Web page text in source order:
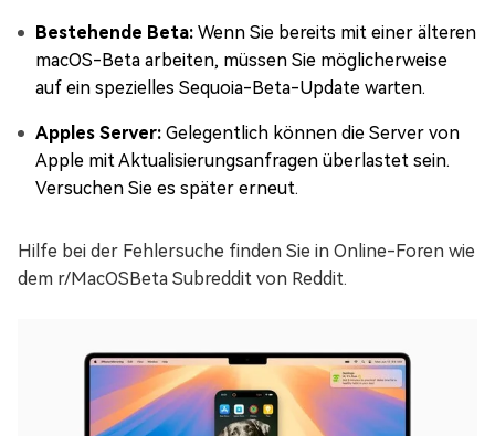
Bestehende Beta: Wenn Sie bereits mit einer älteren
macOS-Beta arbeiten, müssen Sie möglicherweise
auf ein spezielles Sequoia-Beta-Update warten.
Apples Server: Gelegentlich können die Server von
Apple mit Aktualisierungsanfragen überlastet sein.
Versuchen Sie es später erneut.
Hilfe bei der Fehlersuche finden Sie in Online-Foren wie
dem r/MacOSBeta Subreddit von Reddit.